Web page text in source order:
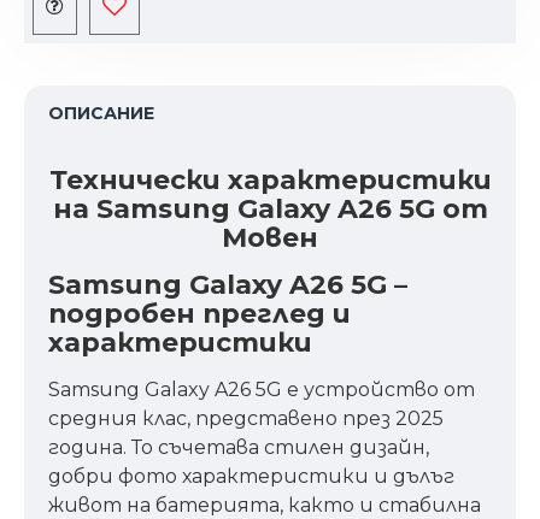
ОПИСАНИЕ
Технически характеристики
на Samsung Galaxy A26 5G от
Мовен
Samsung Galaxy A26 5G –
подробен преглед и
характеристики
Samsung Galaxy A26 5G е устройство от
средния клас, представено през 2025
година. То съчетава стилен дизайн,
добри фото характеристики и дълъг
живот на батерията, както и стабилна